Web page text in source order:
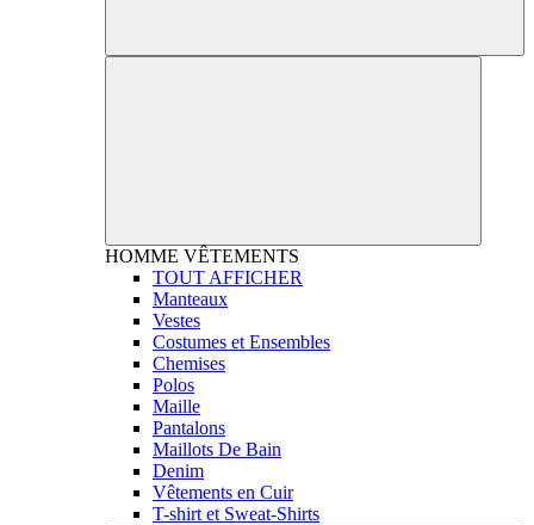
HOMME VÊTEMENTS
TOUT AFFICHER
Manteaux
Vestes
Costumes et Ensembles
Chemises
Polos
Maille
Pantalons
Maillots De Bain
Denim
Vêtements en Cuir
T-shirt et Sweat-Shirts